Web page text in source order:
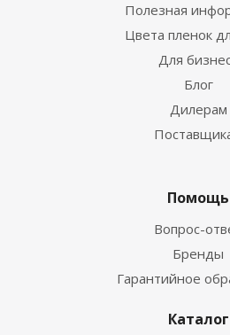
Полезная
Цвета пленок
Для
Блог
Дилерам
Помощь
Вопрос-
Бренды
Гарантийное
Каталог